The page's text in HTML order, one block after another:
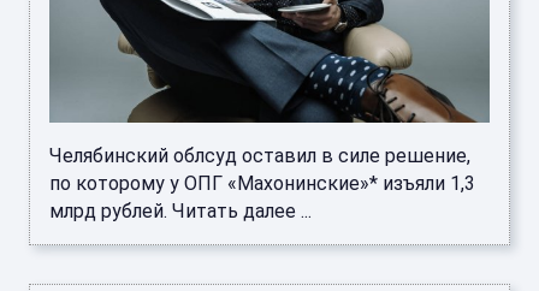
Челябинский облсуд оставил в силе решение,
по которому у ОПГ «Махонинские»* изъяли 1,3
млрд рублей. Читать далее ...